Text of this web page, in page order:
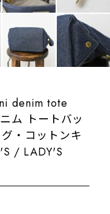
denim tote
ム トートバッ
・コットンキ
/ LADY'S